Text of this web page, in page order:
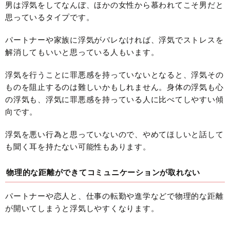
男は浮気をしてなんぼ、ほかの女性から慕われてこそ男だと
思っているタイプです。
パートナーや家族に浮気がバレなければ、浮気でストレスを
解消してもいいと思っている人もいます。
浮気を行うことに罪悪感を持っていないとなると、浮気その
ものを阻止するのは難しいかもしれません。身体の浮気も心
の浮気も、浮気に罪悪感を持っている人に比べてしやすい傾
向です。
浮気を悪い行為と思っていないので、やめてほしいと話して
も聞く耳を持たない可能性もあります。
物理的な距離ができてコミュニケーションが取れない
パートナーや恋人と、仕事の転勤や進学などで物理的な距離
が開いてしまうと浮気しやすくなります。